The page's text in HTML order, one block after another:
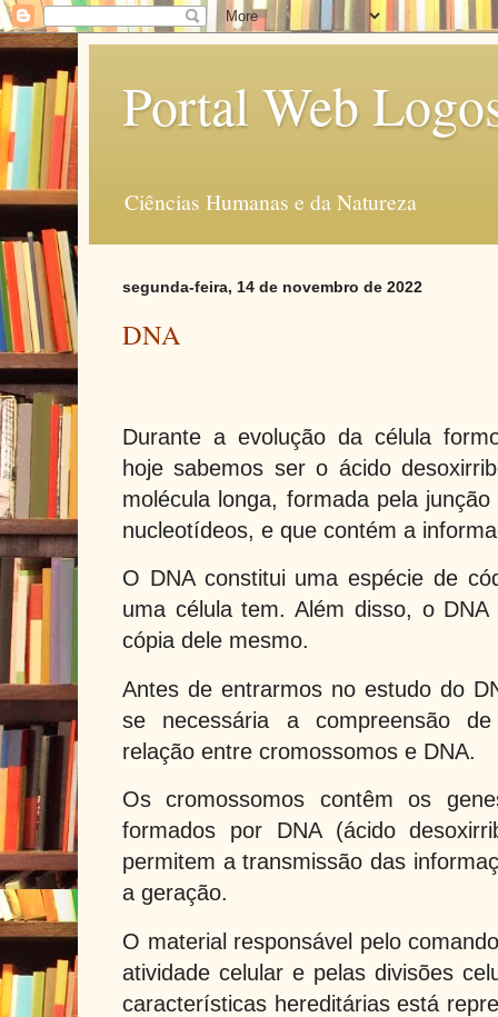
Portal Web
Ciências Humanas e da Natureza
segunda-feira, 14 de novembro de 2022
DNA
Durante a evolução da célula
hoje sabemos ser o ácido
molécula longa, formada pela
nucleotídeos, e que contém a
O DNA constitui uma espécie de
uma célula tem. Além disso, o
cópia dele mesmo.
Antes de entrarmos no estudo do
se necessária a compreensão
relação entre cromossomos e DNA.
Os cromossomos contêm os
formados por DNA (ácido
permitem a transmissão das
a geração.
O material responsável pelo
atividade celular e pelas divisões
características hereditárias está